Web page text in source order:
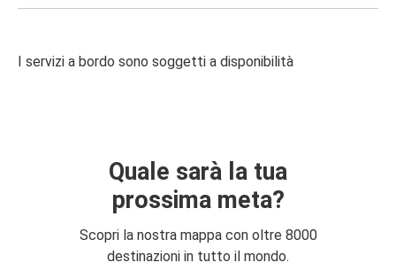
I servizi a bordo sono soggetti a disponibilità
Quale sarà la tua
prossima meta?
Scopri la nostra mappa con oltre 8000
destinazioni in tutto il mondo.